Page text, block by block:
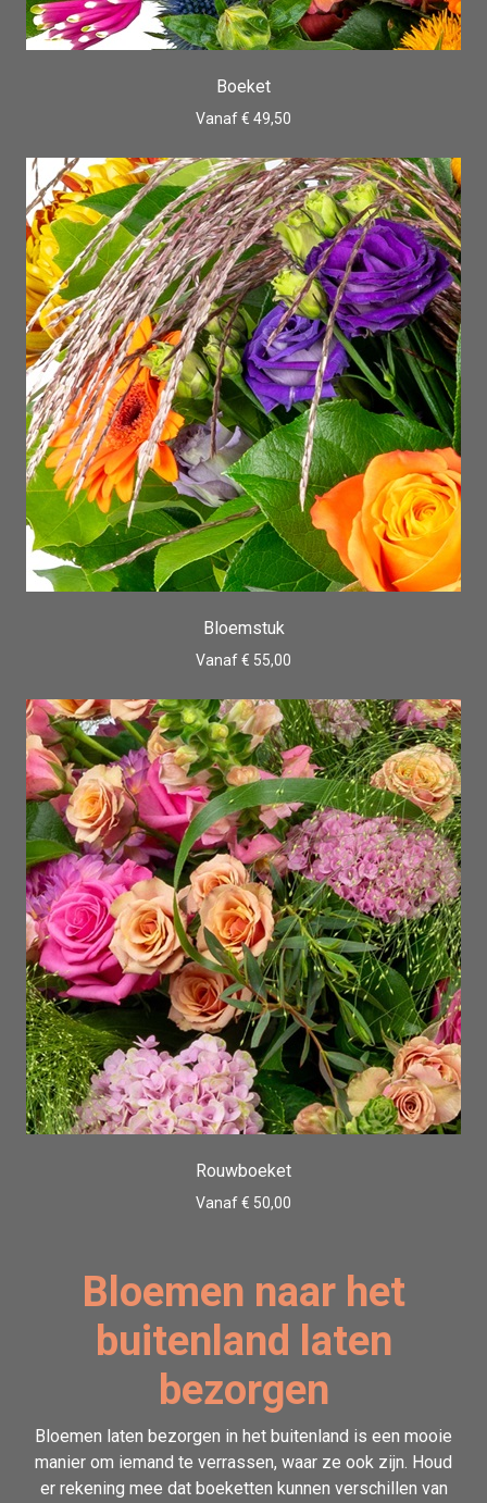
Boeket
Vanaf € 49,50
Bloemstuk
Vanaf € 55,00
Rouwboeket
Vanaf € 50,00
Bloemen naar het
buitenland laten
bezorgen
Bloemen laten bezorgen in het buitenland is een mooie
manier om iemand te verrassen, waar ze ook zijn. Houd
er rekening mee dat boeketten kunnen verschillen van